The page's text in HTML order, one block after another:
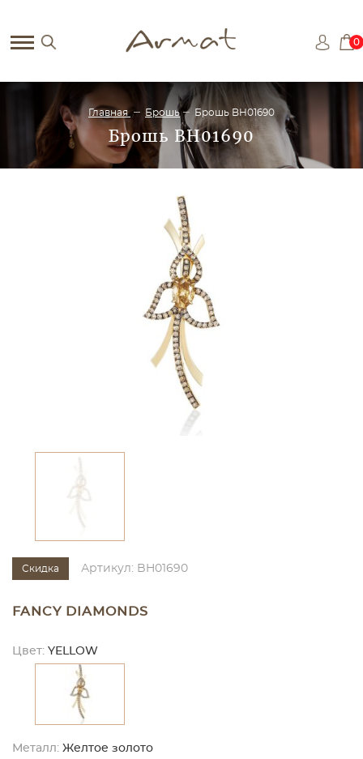
0
Главная Брошь Брошь BH01690
Брошь BH01690
Скидка Артикул: BH01690
FANCY DIAMONDS
Цвет: YELLOW
Металл: Желтое золото